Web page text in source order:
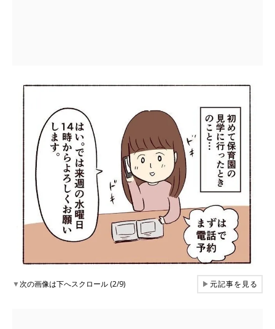
▼次の画像は下へスクロール (2/9) ▶元記事を見る